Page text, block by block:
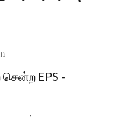
சென்ற EPS -